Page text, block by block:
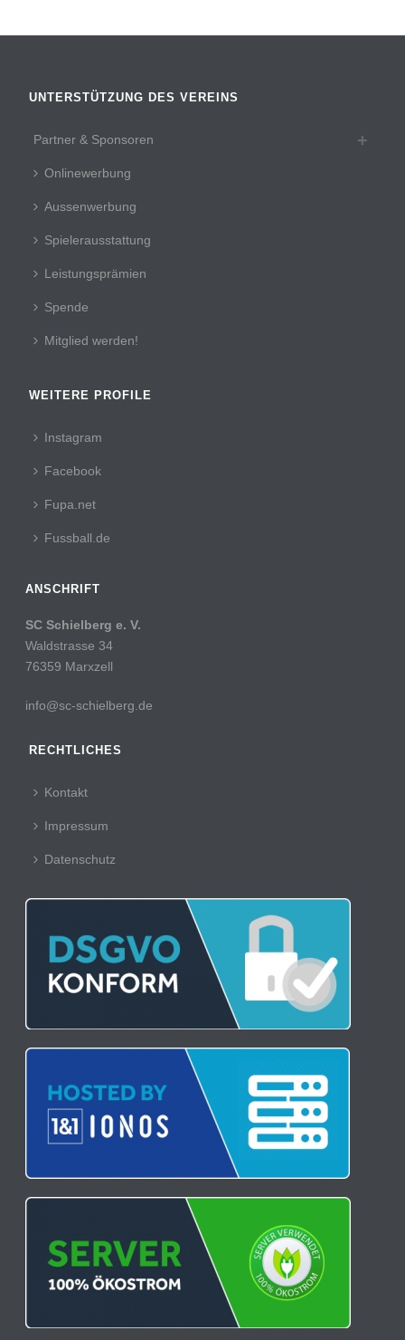
UNTERSTÜTZUNG DES VEREINS
Partner & Sponsoren
Onlinewerbung
Aussenwerbung
Spielerausstattung
Leistungsprämien
Spende
Mitglied werden!
WEITERE PROFILE
Instagram
Facebook
Fupa.net
Fussball.de
ANSCHRIFT
SC Schielberg e. V.
Waldstrasse 34
76359 Marxzell
info@sc-schielberg.de
RECHTLICHES
Kontakt
Impressum
Datenschutz